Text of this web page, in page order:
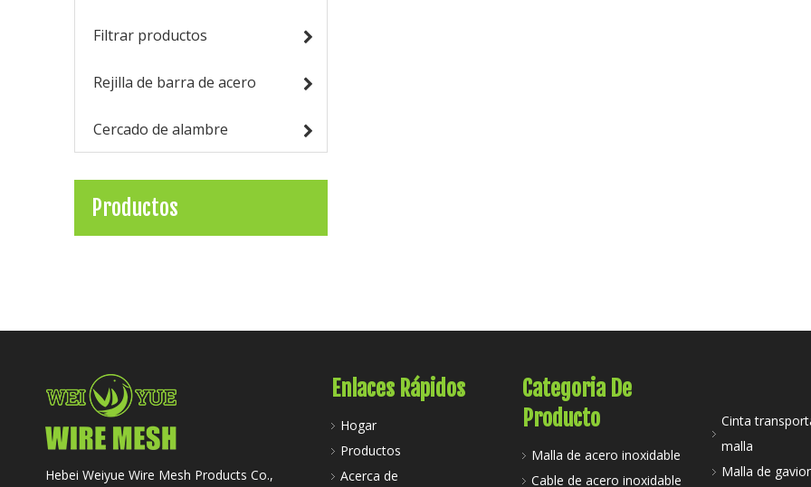
Filtrar productos
Rejilla de barra de acero
Cercado de alambre
Productos
Hebei Weiyue Wire Mesh Products Co.,
Enlaces Rápidos
Hogar
Productos
Acerca de
Categoria De
Producto
Malla de acero inoxidable
Cable de acero inoxidable
Cinta
malla
Malla de